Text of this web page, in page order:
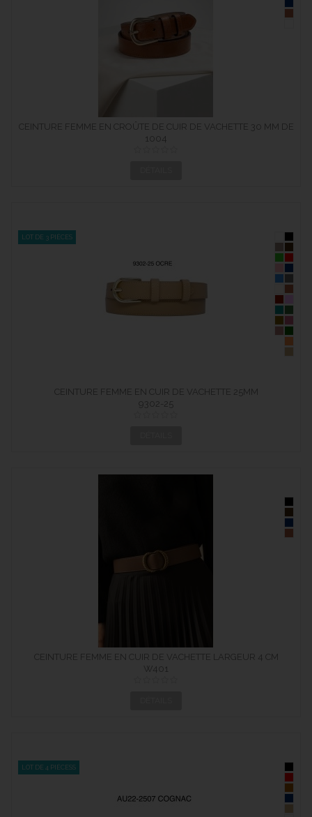
CEINTURE FEMME EN CROÛTE DE CUIR DE VACHETTE 30 MM DE
LARGE
1004
LOT DE 3 PIÈCES
CEINTURE FEMME EN CUIR DE VACHETTE 25MM
9302-25
CEINTURE FEMME EN CUIR DE VACHETTE LARGEUR 4 CM
W401
LOT DE 4 PIÈCESS